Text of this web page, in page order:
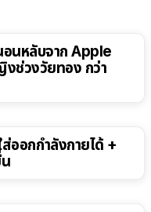
นหลับจาก Apple
ช่วงวัยทอง กว่า
ออกกำลังกายได้ +